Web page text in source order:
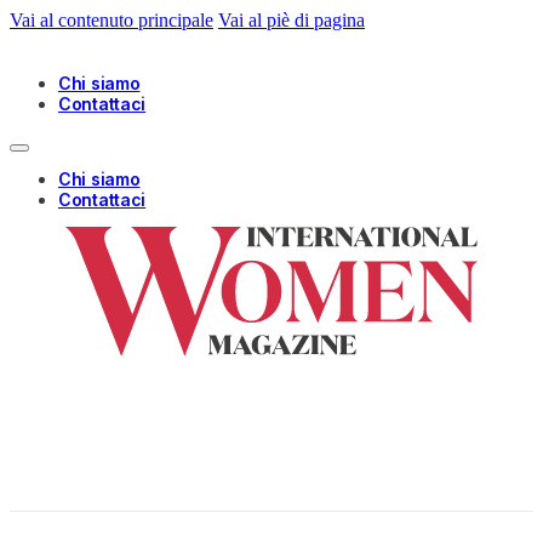
Vai al contenuto principale Vai al piè di pagina
Chi siamo
Contattaci
Chi siamo
Contattaci